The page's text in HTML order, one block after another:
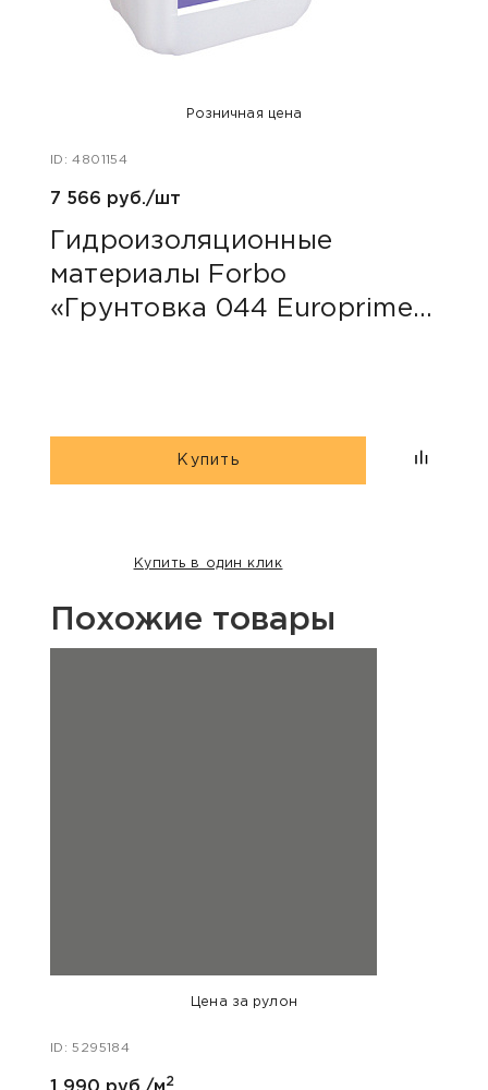
Розничная цена
ID: 4801154
7 566 руб./шт
Гидроизоляционные
материалы Forbo
«Грунтовка 044 Europrimer
Купить
Купить в один клик
Похожие товары
Цена за рулон
ID: 5295184
2